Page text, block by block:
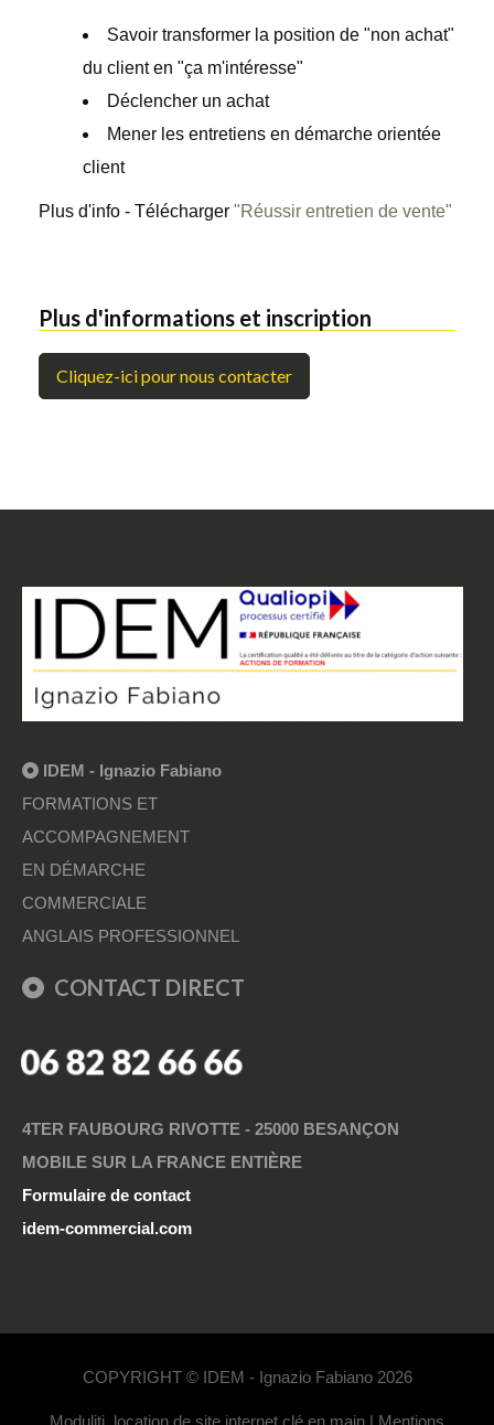
Savoir transformer la position de "non achat"
du client en "ça m'intéresse"
Déclencher un achat
Mener les entretiens en démarche orientée
client
Plus d'info - Télécharger "Réussir entretien de vente"
Plus d'informations et inscription
IDEM - Ignazio Fabiano
FORMATIONS ET
ACCOMPAGNEMENT
EN DÉMARCHE
COMMERCIALE
ANGLAIS PROFESSIONNEL
CONTACT DIRECT
06 82 82 66 66
4TER FAUBOURG RIVOTTE - 25000 BESANÇON
MOBILE SUR LA FRANCE ENTIÈRE
Formulaire de contact
idem-commercial.com
COPYRIGHT © IDEM - Ignazio Fabiano 2026
Moduliti, location de site internet clé en main | Mentions